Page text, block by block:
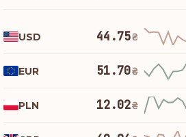
USD 44.75₴
EUR 51.70₴
PLN 12.02₴